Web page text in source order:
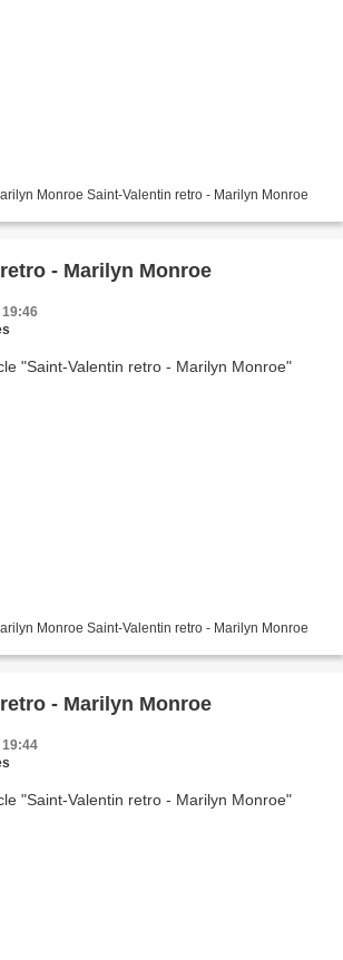
Monroe Saint-Valentin retro - Marilyn Monroe
- Marilyn Monroe
19:46
Monroe Saint-Valentin retro - Marilyn Monroe
- Marilyn Monroe
19:44